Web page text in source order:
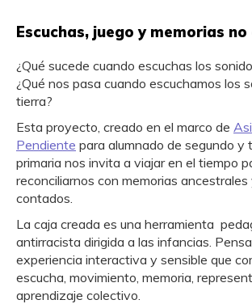
Escuchas, juego y memorias
¿Qué sucede cuando escuchas los
¿Qué nos pasa cuando escuchamos los
tierra?
Esta proyecto, creado en el marco de
Pendiente para alumnado de segundo y
primaria nos invita a viajar en el tiempo
reconciliarnos con memorias
contados.
La caja creada es una herramienta
antirracista dirigida a las infancias.
experiencia interactiva y sensible que
escucha, movimiento, memoria,
aprendizaje colectivo.